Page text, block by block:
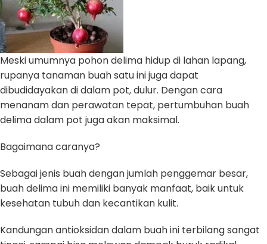
Meski umumnya pohon delima hidup di lahan lapang,
rupanya tanaman buah satu ini juga dapat
dibudidayakan di dalam pot, dulur. Dengan cara
menanam dan perawatan tepat, pertumbuhan buah
delima dalam pot juga akan maksimal.
Bagaimana caranya?
Sebagai jenis buah dengan jumlah penggemar besar,
buah delima ini memiliki banyak manfaat, baik untuk
kesehatan tubuh dan kecantikan kulit.
Kandungan antioksidan dalam buah ini terbilang sangat